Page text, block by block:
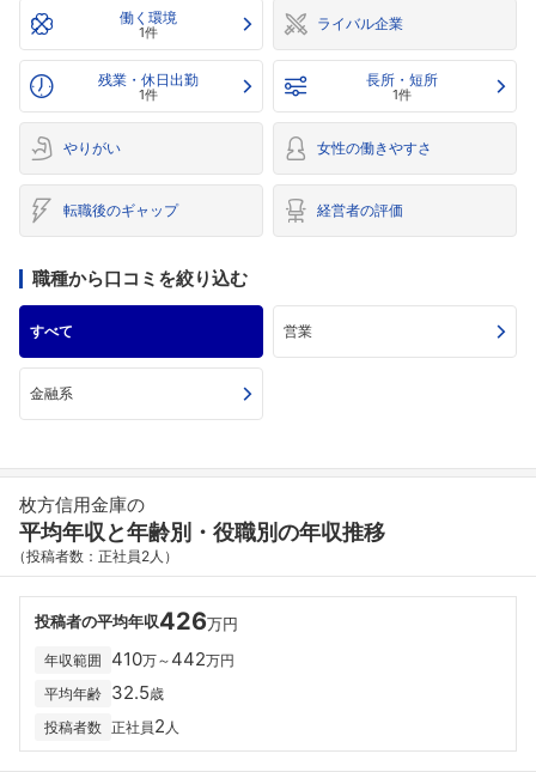
働く環境
1件 ライバル企業
残業・休日出勤
1件
長所・短所
1件
やりがい 女性の働きやすさ
転職後のギャップ 経営者の評価
職種から口コミを絞り込む
すべて 営業
金融系
枚方信用金庫の
平均年収と年齢別・役職別の年収推移
（投稿者数：正社員2人）
投稿者の平均年収426万円
年収範囲 410万～ 442万円
平均年齢 32.5歳
投稿者数 正社員2 人